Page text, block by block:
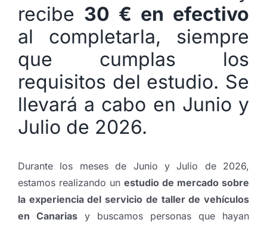
recibe 30 € en efectivo
al completarla, siempre
que cumplas los
requisitos del estudio. Se
llevará a cabo en Junio y
Julio de 2026.
Durante los meses de Junio y Julio de 2026,
estamos realizando un estudio de mercado sobre
la experiencia del servicio de taller de vehículos
en Canarias y buscamos personas que hayan